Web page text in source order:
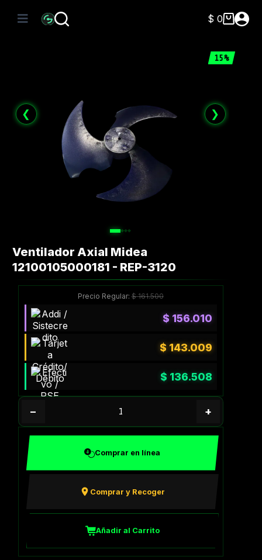
Carro
$ 0
15%
❮ ❯
Ventilador Axial Midea
12100105000181 - REP-3120
Precio Regular:$161.500
$ 156.010
$ 143.009
$ 136.508
− +
Comprar en línea
Comprar y Recoger
Añadir al Carrito